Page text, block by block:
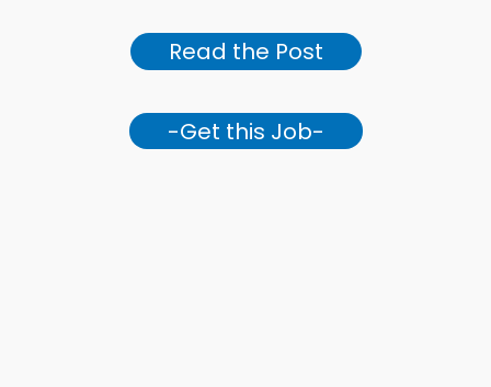
Read the Post
-Get this Job-